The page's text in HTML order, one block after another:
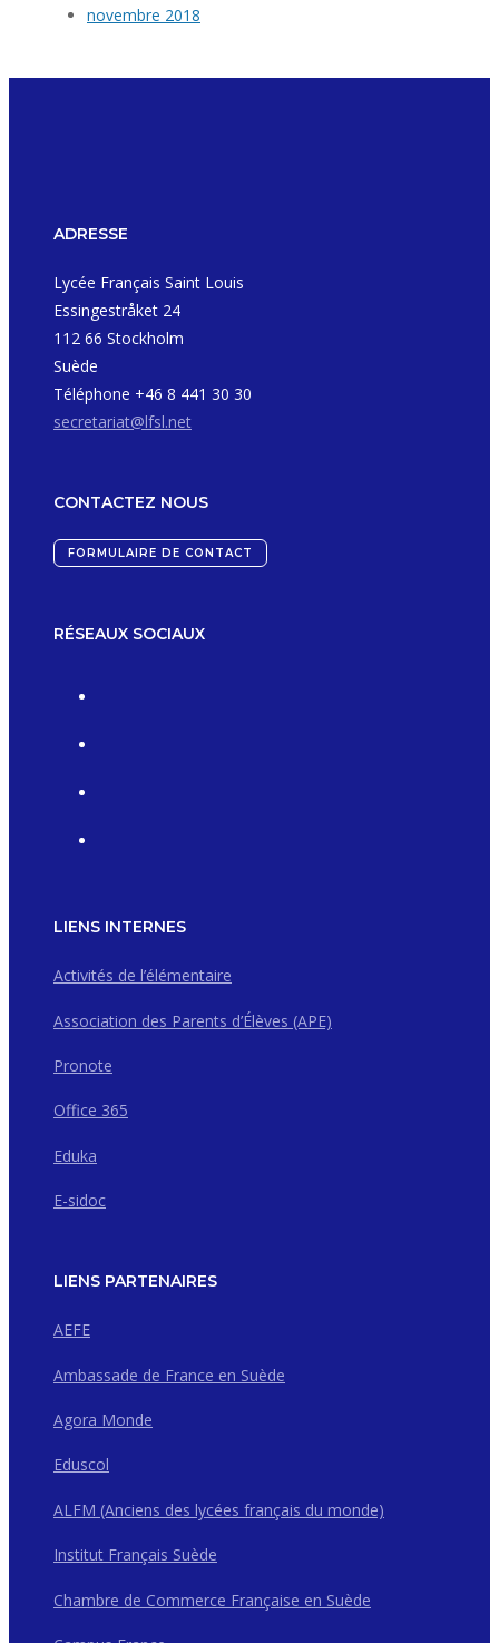
novembre 2018
ADRESSE
Lycée Français Saint Louis
Essingestråket 24
112 66 Stockholm
Suède
Téléphone +46 8 441 30 30
secretariat@lfsl.net
CONTACTEZ NOUS
FORMULAIRE DE CONTACT
RÉSEAUX SOCIAUX
LIENS INTERNES
Activités de l’élémentaire
Association des Parents d’Élèves (APE)
Pronote
Office 365
Eduka
E-sidoc
LIENS PARTENAIRES
AEFE
Ambassade de France en Suède
Agora Monde
Eduscol
ALFM (Anciens des lycées français du monde)
Institut Français Suède
Chambre de Commerce Française en Suède